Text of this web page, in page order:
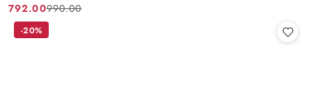
Cena
promocyjna:
792.00
Cena
przed
990.00
-20%